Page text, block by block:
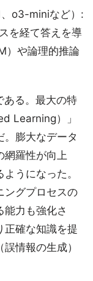
o3-miniなど）:
を経て答えを導
）や論理的推論
ある。最大の特
Learning）」
膨大なデータ
網羅性が向上
うになった。
ングプロセスの
能力も強化さ
正確な知識を提
情報の生成）